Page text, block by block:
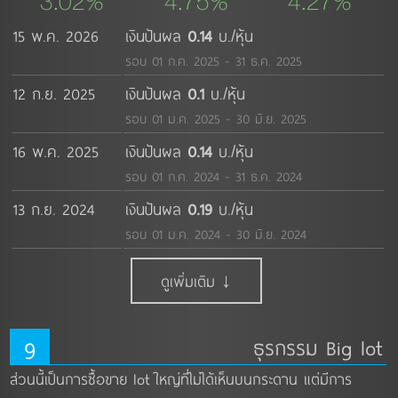
15 พ.ค. 2026 เงินปันผล 0.14 บ./หุ้น
รอบ 01 ก.ค. 2025 - 31 ธ.ค. 2025
12 ก.ย. 2025 เงินปันผล 0.1 บ./หุ้น
รอบ 01 ม.ค. 2025 - 30 มิ.ย. 2025
16 พ.ค. 2025 เงินปันผล 0.14 บ./หุ้น
รอบ 01 ก.ค. 2024 - 31 ธ.ค. 2024
13 ก.ย. 2024 เงินปันผล 0.19 บ./หุ้น
รอบ 01 ม.ค. 2024 - 30 มิ.ย. 2024
ดูเพิ่มเติม ↓
9 ธุรกรรม Big lot
ส่วนนี้เป็นการซื้อขาย lot ใหญ่ที่ไม่ได้เห็นบนกระดาน แต่มีการ